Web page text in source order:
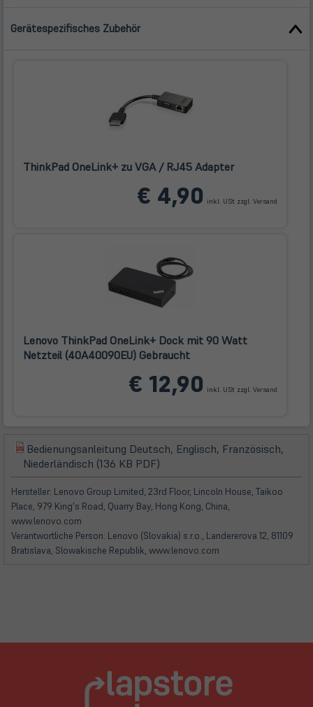
Gerätespezifisches Zubehör
ThinkPad OneLink+ zu VGA / RJ45 Adapter
€ 4,90 inkl. USt zzgl. Versand
Lenovo ThinkPad OneLink+ Dock mit 90 Watt
Netzteil (40A40090EU) Gebraucht
€ 12,90 inkl. USt zzgl. Versand
(öffnet
in
neuem
Tab)
Bedienungsanleitung Deutsch, Englisch, Französisch,
Niederländisch (136 KB PDF)
in
neuem
Tab)
Hersteller: Lenovo Group Limited, 23rd Floor, Lincoln House, Taikoo
Place, 979 King's Road, Quarry Bay, Hong Kong, China,
www.lenovo.com
Verantwortliche Person: Lenovo (Slovakia) s.r.o., Landererova 12, 81109
Bratislava, Slowakische Republik, www.lenovo.com